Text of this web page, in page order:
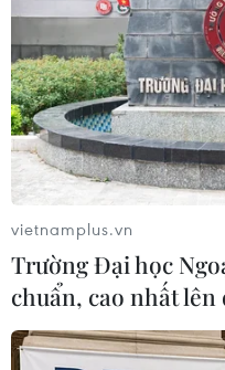
#Bắc Ninh
#Khai mạc
Anh
vietnamplus.vn
Trường Đại học
chuẩn, cao nhất lên